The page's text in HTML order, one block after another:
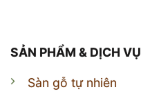
SẢN PHẨM & DỊCH VỤ
Sàn gỗ tự nhiên